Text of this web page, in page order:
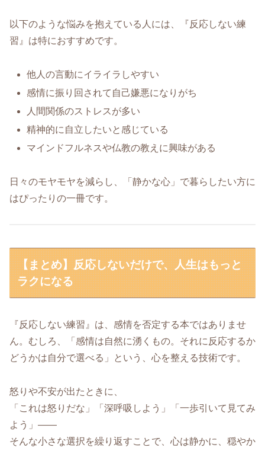
以下のような悩みを抱えている人には、『反応しない練
習』は特におすすめです。
他人の言動にイライラしやすい
感情に振り回されて自己嫌悪になりがち
人間関係のストレスが多い
精神的に自立したいと感じている
マインドフルネスや仏教の教えに興味がある
日々のモヤモヤを減らし、「静かな心」で暮らしたい方に
はぴったりの一冊です。
【まとめ】反応しないだけで、人生はもっと
ラクになる
『反応しない練習』は、感情を否定する本ではありませ
ん。むしろ、「感情は自然に湧くもの。それに反応するか
どうかは自分で選べる」という、心を整える技術です。
怒りや不安が出たときに、
「これは怒りだな」「深呼吸しよう」「一歩引いて見てみ
よう」——
そんな小さな選択を繰り返すことで、心は静かに、穏やか